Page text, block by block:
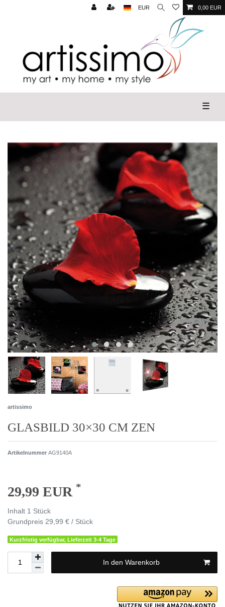
EUR 0,00 EUR
☰
artissimo
GLASBILD 30×30 CM ZEN
Artikelnummer AG9140A
29,99 EUR *
Inhalt 1 Stück
Grundpreis 29,99 € / Stück
Kurzfristig verfügbar, Lieferzeit 3-4 Tage
In den Warenkorb